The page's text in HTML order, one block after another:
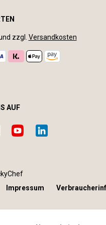
zzgl. Versandkosten
AUF
Impressum